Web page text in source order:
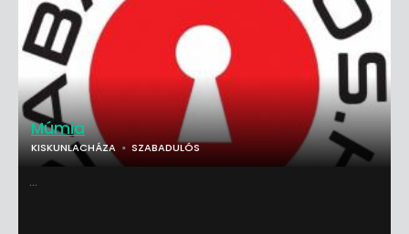
Múmia
KISKUNLACHÁZA SZABADULÓS
...